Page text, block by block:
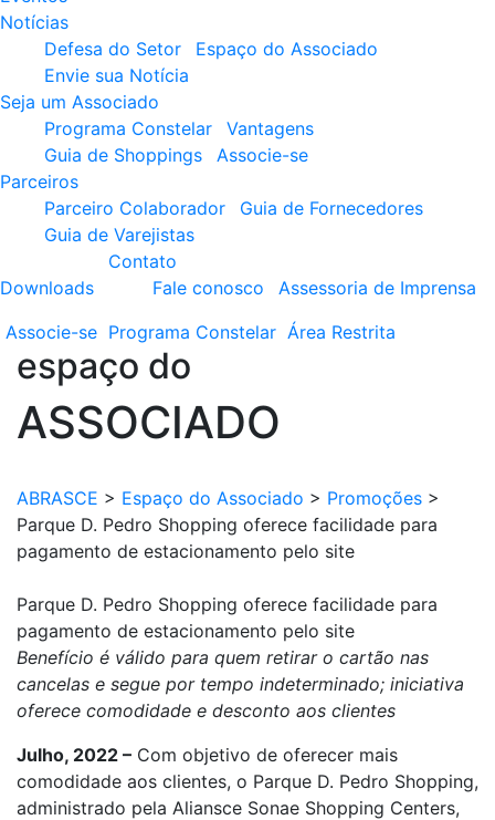
Notícias
Defesa do Setor
Espaço do Associado
Envie sua Notícia
Seja um Associado
Programa Constelar
Vantagens
Guia de Shoppings
Associe-se
Parceiros
Parceiro Colaborador
Guia de Fornecedores
Guia de Varejistas
Downloads
Contato
Fale conosco
Assessoria de Imprensa
Associe-se Programa Constelar Área Restrita
espaço do
ASSOCIADO
ABRASCE > Espaço do Associado > Promoções >
Parque D. Pedro Shopping oferece facilidade para
pagamento de estacionamento pelo site
Parque D. Pedro Shopping oferece facilidade para
pagamento de estacionamento pelo site
Benefício é válido para quem retirar o cartão nas
cancelas e segue por tempo indeterminado; iniciativa
oferece comodidade e desconto aos clientes
Julho, 2022 – Com objetivo de oferecer mais
comodidade aos clientes, o Parque D. Pedro Shopping,
administrado pela Aliansce Sonae Shopping Centers,